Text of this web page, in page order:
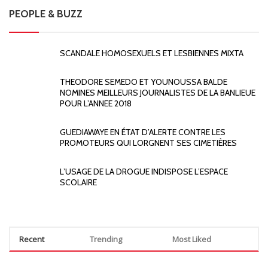
PEOPLE & BUZZ
SCANDALE HOMOSEXUELS ET LESBIENNES MIXTA
THEODORE SEMEDO ET YOUNOUSSA BALDE
NOMINES MEILLEURS JOURNALISTES DE LA BANLIEUE
POUR L’ANNEE 2018
GUEDIAWAYE EN ÉTAT D’ALERTE CONTRE LES
PROMOTEURS QUI LORGNENT SES CIMETIÈRES
L’USAGE DE LA DROGUE INDISPOSE L’ESPACE
SCOLAIRE
Recent Trending Most Liked